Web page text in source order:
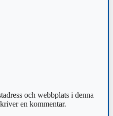
och webbplats i denna
en kommentar.